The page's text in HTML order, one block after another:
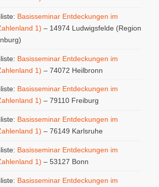
Basisseminar Entdeckungen im
1) – 14974 Ludwigsfelde (Region
Basisseminar Entdeckungen im
1) – 74072 Heilbronn
Basisseminar Entdeckungen im
1) – 79110 Freiburg
Basisseminar Entdeckungen im
1) – 76149 Karlsruhe
Basisseminar Entdeckungen im
1) – 53127 Bonn
Basisseminar Entdeckungen im